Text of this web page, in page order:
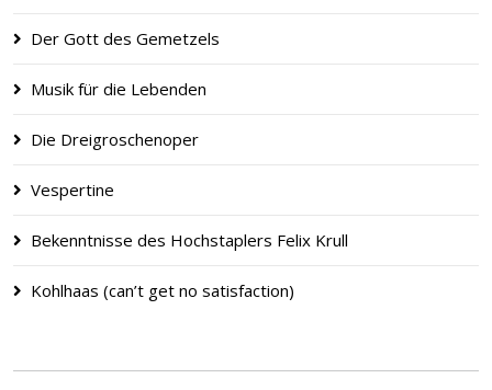
Der Gott des Gemetzels
Musik für die Lebenden
Die Dreigroschenoper
Vespertine
Bekenntnisse des Hochstaplers Felix Krull
Kohlhaas (can’t get no satisfaction)